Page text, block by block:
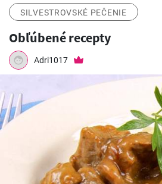
SILVESTROVSKÉ PEČENIE
Obľúbené recepty
Adri1017